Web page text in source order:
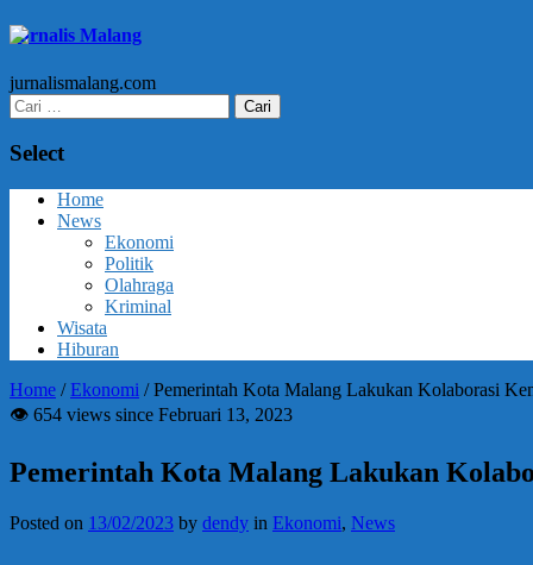
Jurnalis Malang
jurnalismalang.com
Cari
untuk:
Select
Home
News
Ekonomi
Politik
Olahraga
Kriminal
Wisata
Hiburan
Home /Ekonomi /Pemerintah Kota Malang Lakukan Kolaborasi
👁 654 views since Februari 13, 2023
Pemerintah Kota Malang Lakukan
Posted on 13/02/2023 by dendy in Ekonomi, News